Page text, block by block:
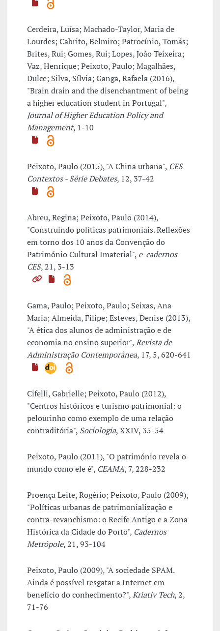
Cerdeira, Luísa; Machado-Taylor, Maria de
Lourdes; Cabrito, Belmiro; Patrocínio, Tomás;
Brites, Rui; Gomes, Rui; Lopes, João Teixeira;
Vaz, Henrique; Peixoto, Paulo; Magalhães,
Dulce; Silva, Sílvia; Ganga, Rafaela (2016),
"Brain drain and the disenchantment of being
a higher education student in Portugal",
Journal of Higher Education Policy and
Management, 1-10
Peixoto, Paulo (2015), "A China urbana", CES
Contextos - Série Debates, 12, 37-42
Abreu, Regina; Peixoto, Paulo (2014),
"Construindo políticas patrimoniais. Reflexões
em torno dos 10 anos da Convenção do
Património Cultural Imaterial", e-cadernos
CES, 21, 3-13
Gama, Paulo; Peixoto, Paulo; Seixas, Ana
Maria; Almeida, Filipe; Esteves, Denise (2013),
"A ética dos alunos de administração e de
economia no ensino superior",Revista de
Administração Contemporânea, 17, 5, 620-641
Cifelli, Gabrielle; Peixoto, Paulo (2012),
"Centros históricos e turismo patrimonial: o
pelourinho como exemplo de uma relação
contraditória", Sociologia, XXIV, 35-54
Peixoto, Paulo (2011), "O património revela o
mundo como ele é", CEAMA, 7, 228-232
Proença Leite, Rogério; Peixoto, Paulo (2009),
"Políticas urbanas de patrimonialização e
contra-revanchismo: o Recife Antigo e a Zona
Histórica da Cidade do Porto", Cadernos
Metrópole, 21, 93-104
Peixoto, Paulo (2009), "A sociedade SPAM.
Ainda é possível resgatar a Internet em
benefício do conhecimento?",Kriativ Tech, 2,
71-76